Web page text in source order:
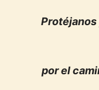
Protéjanos
por el